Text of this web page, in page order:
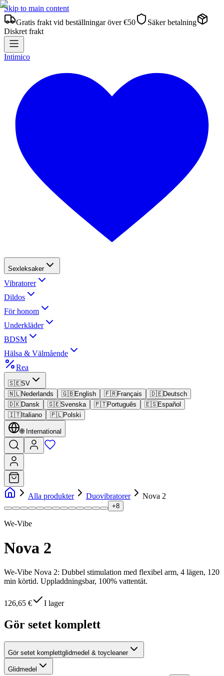
Skip to main content
Gratis frakt vid beställningar över €50
Säker betalning
Diskret frakt
Intimico
Sexleksaker
Vibratorer
Dildos
För honom
Underkläder
BDSM
Hälsa & Välmående
Rea
🇸🇪SV
🇳🇱Nederlands 🇬🇧English 🇫🇷Français 🇩🇪Deutsch
🇩🇰Dansk 🇸🇪Svenska 🇵🇹Português 🇪🇸Español
🇮🇹Italiano 🇵🇱Polski
🌐 International
Alla produkter Duovibratorer Nova 2
+8
We-Vibe
Nova 2
We-Vibe Nova 2: Dubbel stimulation med flexibel arm, 4 lägen, 120
min körtid. Uppladdningsbar, 100% vattentät.
126,65 € I lager
Gör setet komplett
Gör setet komplettglidmedel & toycleaner
Glidmedel